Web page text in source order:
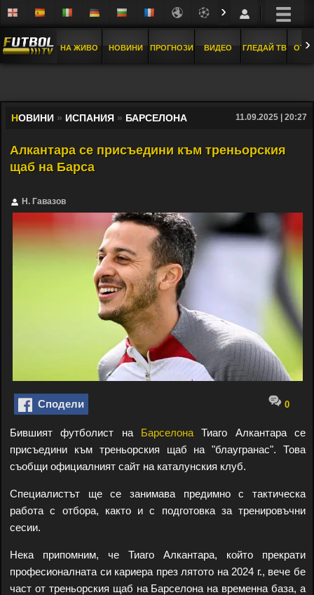
›
НА ЖИВО НОВИНИ ПРОГНОЗИ ВИДЕО ГЛЕДАЙ ТВ ›
НОВИНИ » ИСПАНИЯ » БАРСЕЛОНА 11.09.2025 | 20:27
Алкантара се присъедини към треньорския
щаб на Барса
Н. Гавазов
Сподели 0
Бившият футболист на Барселона Тиаго Алкантара се
присъедини към треньорския щаб на "блаугранас". Това
съобщи официалният сайт на каталунския клуб.
Специалистът ще се занимава предимно с тактическа
работа с отбора, както и с подготовка за тренировъчни
сесии.
Нека припомним, че Тиаго Алкантара, който прекрати
професионалната си кариера през лятото на 2024 г., вече бе
част от треньорския щаб на Барселона на временна база, а